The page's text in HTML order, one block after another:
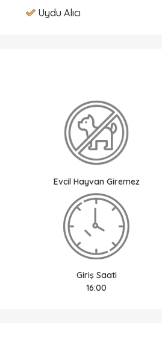
Uydu Alıcı
Evcil Hayvan Giremez
Giriş Saati
16:00